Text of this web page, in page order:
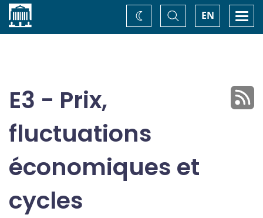
Accueil EN
Basculer
la
recherche
Changez
de
E3 - Prix,
fluctuations
économiques et
cycles